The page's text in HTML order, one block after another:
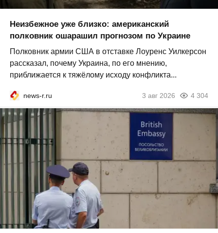
Неизбежное уже близко: американский
полковник ошарашил прогнозом по Украине
Полковник армии США в отставке Лоуренс Уилкерсон
рассказал, почему Украина, по его мнению,
приближается к тяжёлому исходу конфликта...
news-r.ru 3 авг 2026 4 304